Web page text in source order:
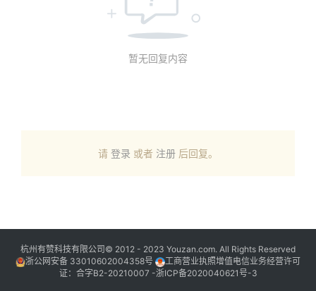
暂无回复内容
请 登录 或者 注册 后回复。
杭州有赞科技有限公司© 2012 - 2023 Youzan.com. All Rights Reserved
浙公网安备 33010602004358号
工商营业执照增值电信业务经营许可
证：合字B2-20210007 -浙ICP备2020040621号-3